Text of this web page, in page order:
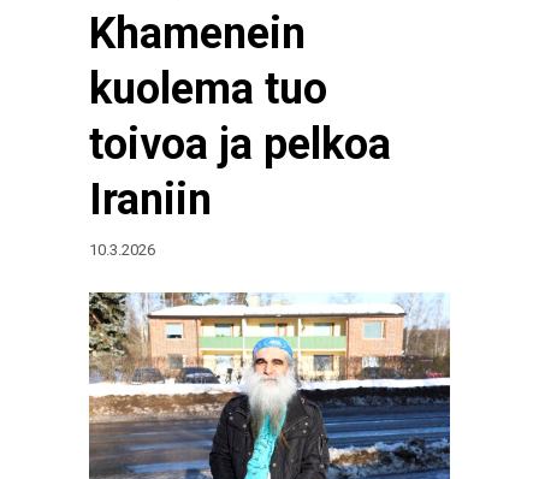
Khamenein
kuolema tuo
toivoa ja pelkoa
Iraniin
10.3.2026